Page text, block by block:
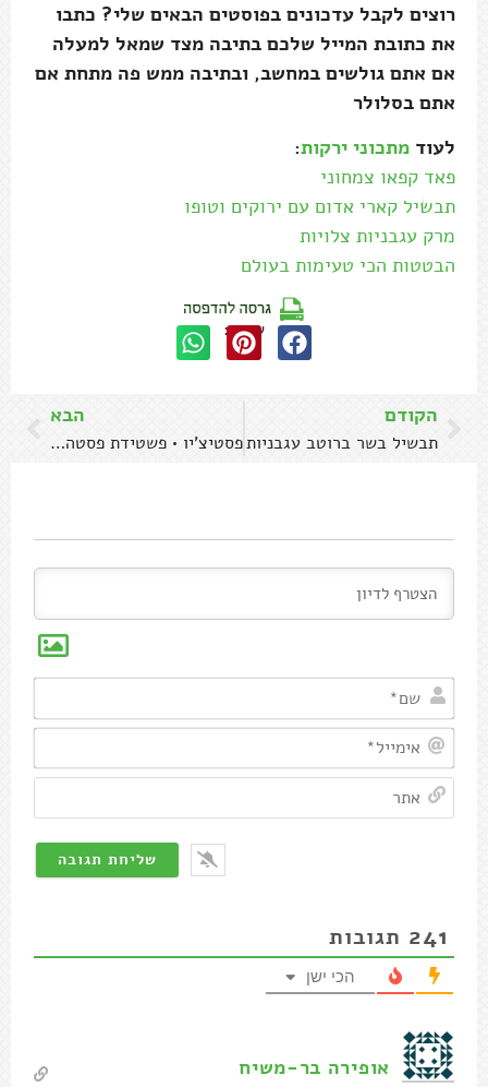
רוצים לקבל עדכונים בפוסטים הבאים שלי? כתבו
את כתובת המייל שלכם בתיבה מצד שמאל למעלה
אם אתם גולשים במחשב, ובתיבה ממש פה מתחת אם
אתם בסלולר
לעוד מתכוני ירקות:
פאד קפאו צמחוני
תבשיל קארי אדום עם ירוקים וטופו
מרק עגבניות צלויות
הבטטות הכי טעימות בעולם
שתפו:
הקודם
תבשיל בשר ברוטב עגבניות
הבא
פסטיצ'יו • פשטידת פסטה יוונית עם פטריות ועגבניות
241 תגובות
הכי ישן
אופירה בר-משיח